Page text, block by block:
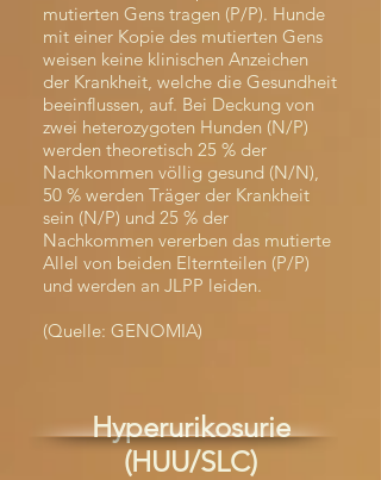
mutierten Gens tragen (P/P). Hunde
mit einer Kopie des mutierten Gens
weisen keine klinischen Anzeichen
der Krankheit, welche die Gesundheit
beeinflussen, auf. Bei Deckung von
zwei heterozygoten Hunden (N/P)
werden theoretisch 25 % der
Nachkommen völlig gesund (N/N),
50 % werden Träger der Krankheit
sein (N/P) und 25 % der
Nachkommen vererben das mutierte
Allel von beiden Elternteilen (P/P)
und werden an JLPP leiden.
(Quelle: GENOMIA)
Hyperurikosurie
(HUU/SLC)